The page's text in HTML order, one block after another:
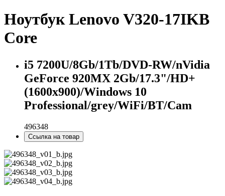
Ноутбук Lenovo V320-17IKB
Core
i5 7200U/8Gb/1Tb/DVD-RW/nVidia
GeForce 920MX 2Gb/17.3"/HD+
(1600x900)/Windows 10
Professional/grey/WiFi/BT/Cam
496348
Ссылка на товар